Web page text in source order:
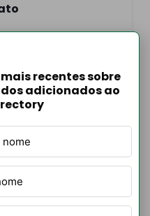
Filtrar Por
recentes sobre
adicionados ao